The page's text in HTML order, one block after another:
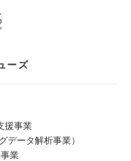
ーズ
援事業
ータ解析事業）
業